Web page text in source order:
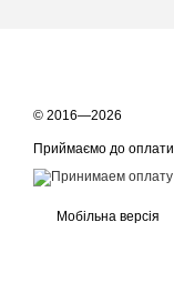
© 2016—2026
Приймаємо до оплати
Мобільна версія